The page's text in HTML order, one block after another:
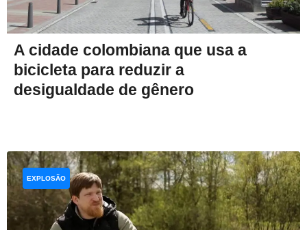
A cidade colombiana que usa a
bicicleta para reduzir a
desigualdade de gênero
EXPLOSÃO